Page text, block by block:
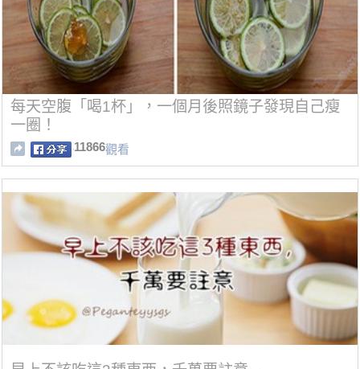
每天空腹「喝1杯」，一個月後照鏡子發現自己瘦
一圈！
11866觀看